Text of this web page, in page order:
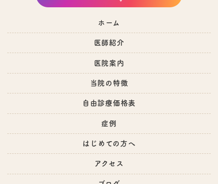
ホーム
医師紹介
医院案内
当院の特徴
自由診療価格表
症例
はじめての方へ
アクセス